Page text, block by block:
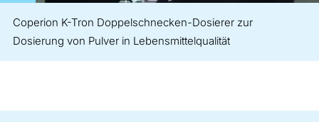
Coperion K-Tron Doppelschnecken-Dosierer zur
Dosierung von Pulver in Lebensmittelqualität